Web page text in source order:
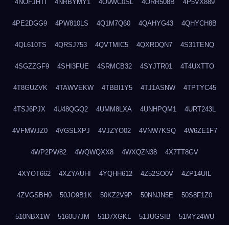
4NOFJHTI 4NRBYMY1 4O9WC0SL 4ORR508B 4P5VX889
4PE2DGG9 4PW810LS 4Q1M7Q60 4QAHYG43 4QHYCH8B
4QL610TS 4QRSJ753 4QVTMIC5 4QXRDQN7 4S31TENQ
4SGZZGF9 4SHI3FUE 4SRMCB32 4SYJTR01 4T4UXTTO
4T8GUZVK 4TAWVEKW 4TBBI1Y5 4TJ1ASNW 4TPTYC45
4TSJ6PJX 4U48QGQ2 4UMM8LXA 4UNHPQM1 4URT243L
4VFMWJZ0 4VGSLXPJ 4VJZYO02 4VNW7KSQ 4W6ZE1F7
4WP2PW82 4WQWQXX8 4WXQZN38 4X7TT8GV
4XYOT662 4XZYAUHI 4YQHH612 4Z52SO0V 4ZP14UIL
4ZVGSBH0 50JO9B1K 50KZ2V9P 50NNJN5E 50S8F1Z0
510NBX1W 5160U7JM 51D7XGKL 51JUGSIB 51MY24WU